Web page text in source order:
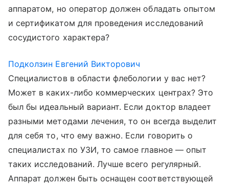
аппаратом, но оператор должен обладать опытом
и сертификатом для проведения исследований
сосудистого характера?
Подколзин Евгений Викторович
Специалистов в области флебологии у вас нет?
Может в каких-либо коммерческих центрах? Это
был бы идеальный вариант. Если доктор владеет
разными методами лечения, то он всегда выделит
для себя то, что ему важно. Если говорить о
специалистах по УЗИ, то самое главное — опыт
таких исследований. Лучше всего регулярный.
Аппарат должен быть оснащен соответствующей